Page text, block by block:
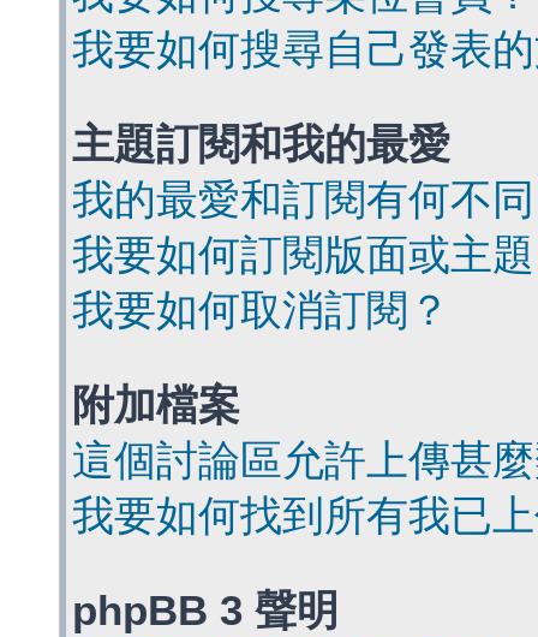
我要如何搜尋自己發表
主題訂閱和我的最愛
我的最愛和訂閱有何不
我要如何訂閱版面或主
我要如何取消訂閱？
附加檔案
這個討論區允許上傳甚
我要如何找到所有我已
phpBB 3 聲明